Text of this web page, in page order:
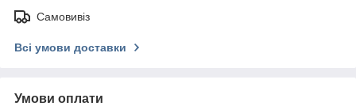
Самовивіз
Всі умови доставки
Умови оплати